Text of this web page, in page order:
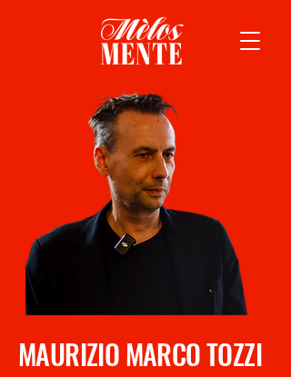
MAURIZIO MARCO TOZZI